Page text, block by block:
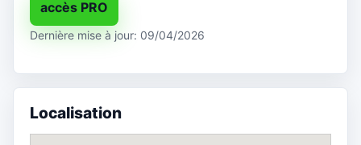
accès PRO
Dernière mise à jour: 09/04/2026
Localisation